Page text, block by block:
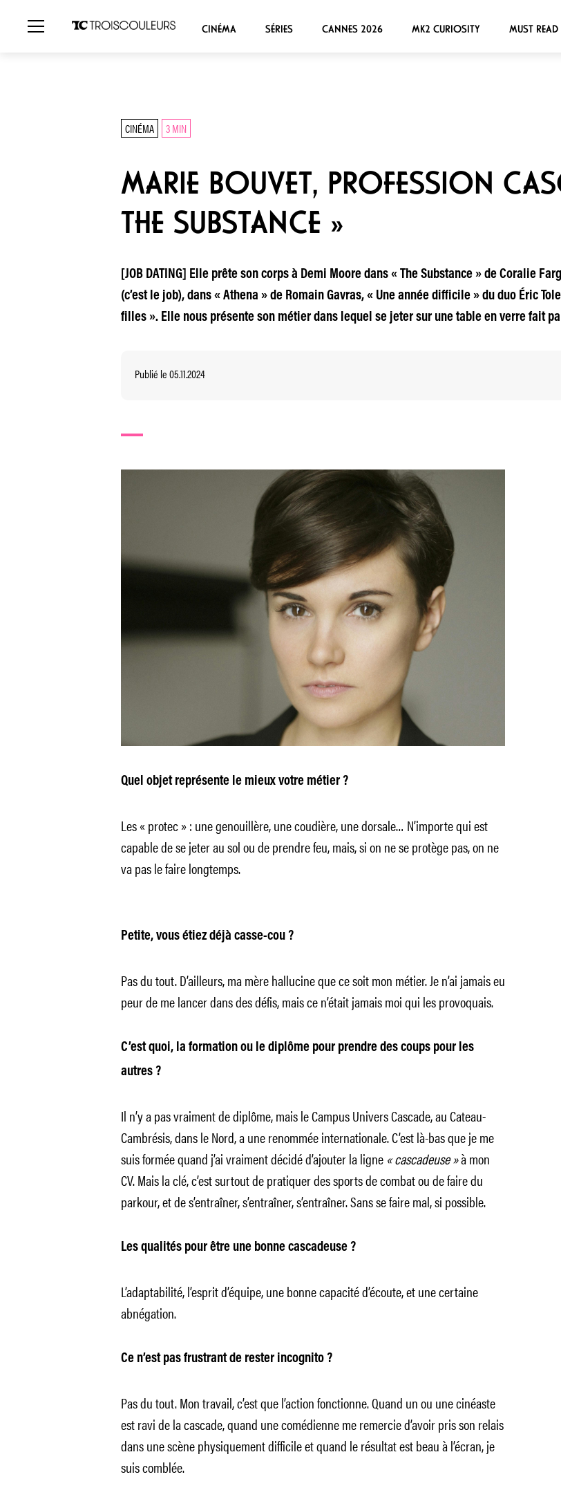
CINÉMA SÉRIES CANNES 2026 MK2 CURIOSITY MUST READ
CINÉMA 3 MIN
MARIE BOUVET, PROFESSION
THE SUBSTANCE »
[JOB DATING] Elle prête son corps à Demi Moore dans « The Substance » de Coralie
(c’est le job), dans « Athena » de Romain Gavras, « Une année difficile » du duo Éric
filles ». Elle nous présente son métier dans lequel se jeter sur une table en verre fait
Publié le 05.11.2024
Quel objet représente le mieux votre métier ?
Les « protec » : une genouillère, une coudière, une dorsale… N’importe qui est
capable de se jeter au sol ou de prendre feu, mais, si on ne se protège pas, on ne
va pas le faire longtemps.
Petite, vous étiez déjà casse-cou ?
Pas du tout. D’ailleurs, ma mère hallucine que ce soit mon métier. Je n’ai jamais eu
peur de me lancer dans des défis, mais ce n’était jamais moi qui les provoquais.
C’est quoi, la formation ou le diplôme pour prendre des coups pour les
autres ?
Il n’y a pas vraiment de diplôme, mais le Campus Univers Cascade, au Cateau-
Cambrésis, dans le Nord, a une renommée internationale. C’est là-bas que je me
suis formée quand j’ai vraiment décidé d’ajouter la ligne « cascadeuse »à mon
CV. Mais la clé, c’est surtout de pratiquer des sports de combat ou de faire du
parkour, et de s’entraîner, s’entraîner, s’entraîner. Sans se faire mal, si possible.
Les qualités pour être une bonne cascadeuse ?
L’adaptabilité, l’esprit d’équipe, une bonne capacité d’écoute, et une certaine
abnégation.
Ce n’est pas frustrant de rester incognito ?
Pas du tout. Mon travail, c’est que l’action fonctionne. Quand un ou une cinéaste
est ravi de la cascade, quand une comédienne me remercie d’avoir pris son relais
dans une scène physiquement difficile et quand le résultat est beau à l’écran, je
suis comblée.